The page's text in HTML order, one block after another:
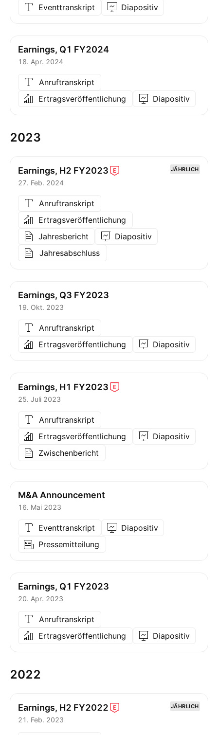
Eventtranskript Diapositiv
Earnings, Q1 FY2024
18. Apr. 2024
Anruftranskript
Ertragsveröffentlichung
Diapositiv
2023
Earnings, H2 FY2023 JÄHRLICH
27. Feb. 2024
Anruftranskript
Ertragsveröffentlichung
Jahresbericht
Diapositiv
Jahresabschluss
Earnings, Q3 FY2023
19. Okt. 2023
Anruftranskript
Ertragsveröffentlichung
Diapositiv
Earnings, H1 FY2023
25. Juli 2023
Anruftranskript
Ertragsveröffentlichung
Diapositiv
Zwischenbericht
M&A Announcement
16. Mai 2023
Eventtranskript
Diapositiv
Pressemitteilung
Earnings, Q1 FY2023
20. Apr. 2023
Anruftranskript
Ertragsveröffentlichung
Diapositiv
2022
Earnings, H2 FY2022 JÄHRLICH
21. Feb. 2023